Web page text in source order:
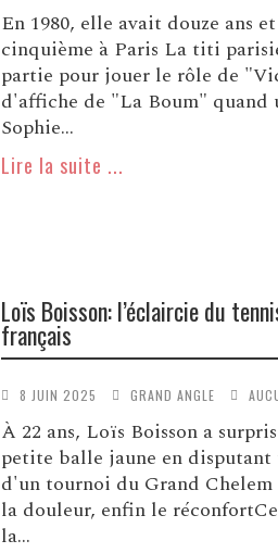
En 1980, elle avait douze ans
cinquième à Paris La titi
partie pour jouer le rôle de
d'affiche de "La Boum" quand
Sophie...
Lire la suite ...
Loïs Boisson: l’éclaircie du
français
8 JUIN 2025 GRAND ANGLE
À 22 ans, Loïs Boisson a
petite balle jaune en
d'un tournoi du Grand
la douleur, enfin le
la...